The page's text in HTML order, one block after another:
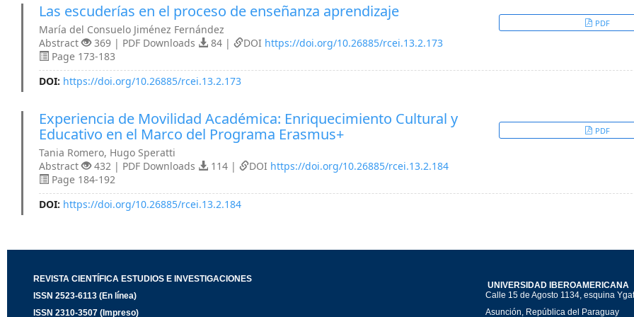
Las escuderías en el proceso de enseñanza aprendizaje
María del Consuelo Jiménez Fernández
Abstract
369 | PDF Downloads 84 | DOI https://doi.org/10.26885/rcei.13.2.173
Page 173-183
PDF
DOI: https://doi.org/10.26885/rcei.13.2.173
Experiencia de Movilidad Académica: Enriquecimiento Cultural y
Educativo en el Marco del Programa Erasmus+
Tania Romero, Hugo Speratti
Abstract
432 | PDF Downloads 114 | DOI https://doi.org/10.26885/rcei.13.2.184
Page 184-192
PDF
DOI: https://doi.org/10.26885/rcei.13.2.184
REVISTA CIENTÍFICA ESTUDIOS E INVESTIGACIONES
ISSN 2523-6113 (En línea)
ISSN 2310-3507 (Impreso)
UNIVERSIDAD IBEROAMERICANA
Calle 15 de Agosto 1134, esquina
Asunción, República del Paraguay